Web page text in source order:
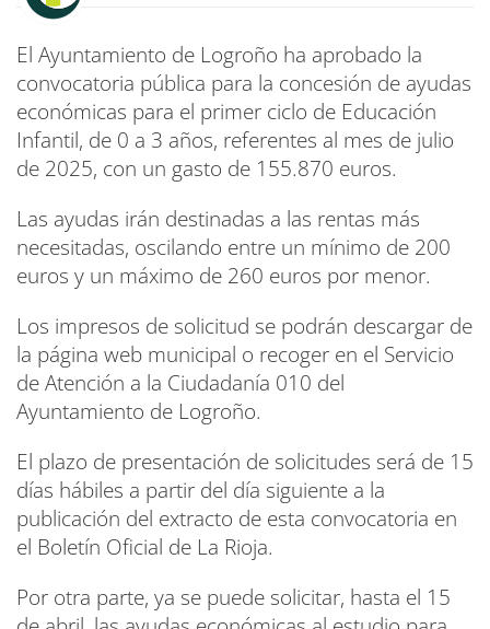
El Ayuntamiento de Logroño ha aprobado la
convocatoria pública para la concesión de ayudas
económicas para el primer ciclo de Educación
Infantil, de 0 a 3 años, referentes al mes de julio
de 2025, con un gasto de 155.870 euros.
Las ayudas irán destinadas a las rentas más
necesitadas, oscilando entre un mínimo de 200
euros y un máximo de 260 euros por menor.
Los impresos de solicitud se podrán descargar de
la página web municipal o recoger en el Servicio
de Atención a la Ciudadanía 010 del
Ayuntamiento de Logroño.
El plazo de presentación de solicitudes será de 15
días hábiles a partir del día siguiente a la
publicación del extracto de esta convocatoria en
el Boletín Oficial de La Rioja.
Por otra parte, ya se puede solicitar, hasta el 15